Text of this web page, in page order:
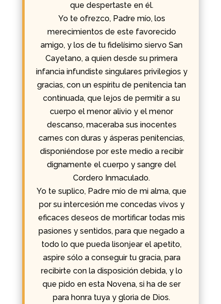
que despertaste en él.
Yo te ofrezco, Padre mío, los
merecimientos de este favorecido
amigo, y los de tu fidelísimo siervo San
Cayetano, a quien desde su primera
infancia infundiste singulares privilegios y
gracias, con un espíritu de penitencia tan
continuada, que lejos de permitir a su
cuerpo el menor alivio y el menor
descanso, maceraba sus inocentes
carnes con duras y ásperas penitencias,
disponiéndose por este medio a recibir
dignamente el cuerpo y sangre del
Cordero Inmaculado.
Yo te suplico, Padre mío de mi alma, que
por su intercesión me concedas vivos y
eficaces deseos de mortificar todas mis
pasiones y sentidos, para que negado a
todo lo que pueda lisonjear el apetito,
aspire sólo a conseguir tu gracia, para
recibirte con la disposición debida, y lo
que pido en esta Novena, si ha de ser
para honra tuya y gloria de Dios.